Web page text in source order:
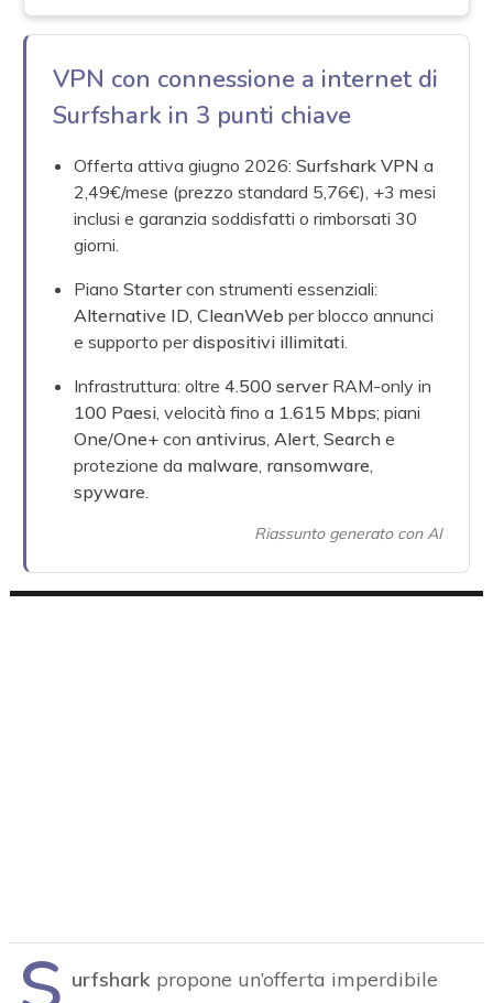
VPN con connessione a internet di
Surfshark in 3 punti chiave
Offerta attiva giugno 2026:Surfshark VPN a
2,49€/mese (prezzo standard 5,76€), +3 mesi
inclusi e garanzia soddisfatti o rimborsati 30
giorni.
PianoStartercon strumenti essenziali:
Alternative ID,CleanWeb per blocco annunci
e supporto perdispositivi illimitati.
Infrastruttura: oltre4.500 serverRAM-only in
100 Paesi, velocità fino a 1.615 Mbps; piani
One/One+ conantivirus,Alert,Search e
protezione da malware, ransomware,
spyware.
Riassunto generato con AI
urfshark propone un’offerta imperdibile